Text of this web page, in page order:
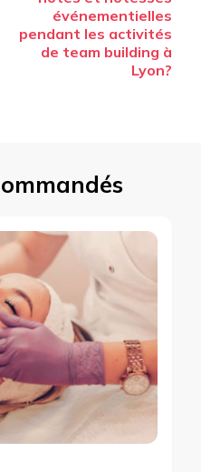
événementielles
pendant les activités
de team building à
Lyon?